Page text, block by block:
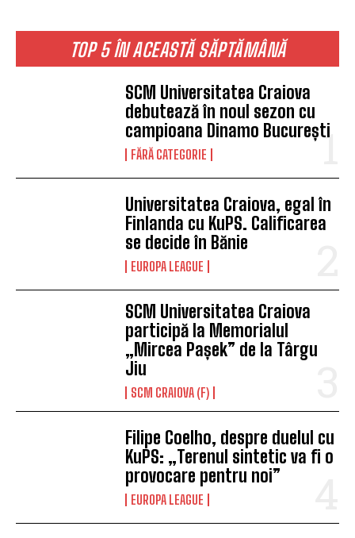
TOP 5 ÎN ACEASTĂ SĂPTĂMÂNĂ
SCM Universitatea Craiova
debutează în noul sezon cu
campioana Dinamo București
FĂRĂ CATEGORIE
Universitatea Craiova, egal în
Finlanda cu KuPS. Calificarea
se decide în Bănie
EUROPA LEAGUE
SCM Universitatea Craiova
participă la Memorialul
„Mircea Pașek” de la Târgu
Jiu
SCM CRAIOVA (F)
Filipe Coelho, despre duelul cu
KuPS: „Terenul sintetic va fi o
provocare pentru noi”
EUROPA LEAGUE